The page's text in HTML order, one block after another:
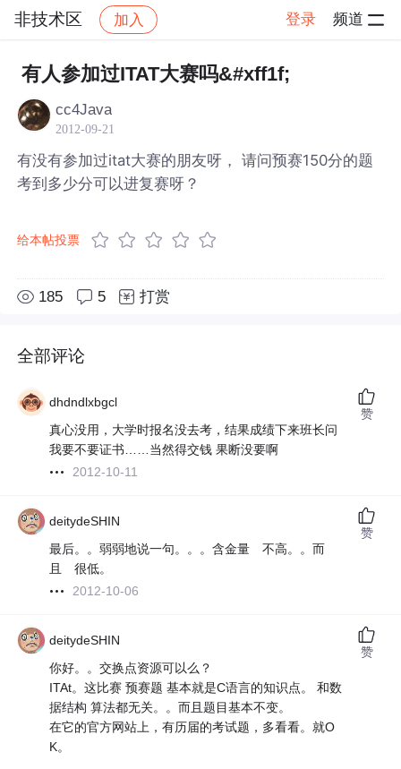
非技术区 加入 登录 频道
社区 非技术区 帖子详情
有人参加过ITAT大赛吗&#xff1f;
cc4Java
2012-09-21
有没有参加过itat大赛的朋友呀， 请问预赛150分的题
考到多少分可以进复赛呀？
给本帖投票
185 5 打赏
全部评论
dhdndlxbgcl
真心没用，大学时报名没去考，结果成绩下来班长问
我要不要证书……当然得交钱 果断没要啊
2012-10-11
赞
deitydeSHIN
最后。。弱弱地说一句。。。含金量 不高。。而
且 很低。
2012-10-06
赞
deitydeSHIN
你好。。交换点资源可以么？
ITAt。这比赛 预赛题 基本就是C语言的知识点。 和数
据结构 算法都无关。。而且题目基本不变。
在它的官方网站上，有历届的考试题，多看看。就O
K。
赞